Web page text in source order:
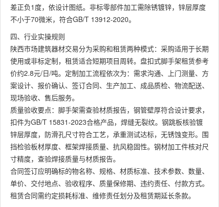
差正负1度，依设计图纸。非标零部件加工需除锈镀锌，锌层厚度
不小于70微米，符合GB/T 13912-2020。
四、行业实操规则
陕西市场建筑器材交易分为采购和租赁两种模式：采购适用于长期
使用或非标定制，租赁适合短期项目周转。盘扣式脚手架租赁参考
价约2.8元/日/吨。定制加工流程依次为：需求沟通、上门测量、方
案设计、报价确认、签订合同、生产加工、成品质检、物流配送、
现场验收、售后服务。
质量验收要点：脚手架需查验材质报告，钢管壁厚符合设计要求，
扣件为GB/T 15831-2023合格产品，焊缝无裂纹。钢跳板核验镀
锌层厚度，防滑孔尺寸符合工艺，承重测试达标，无锈蚀变形。围
挡检验板材厚度、框架焊接质量、抗风稳固性。钢材加工件核对尺
寸精度，查验焊接质量与材质报告。
合同签订应明确标的物名称、规格、材质标准、技术参数、数量、
单价、交付地点、验收程序、质量保修期、违约责任、付款方式。
租赁合同需约定损耗标准、维修责任划分及租赁期延长条款。